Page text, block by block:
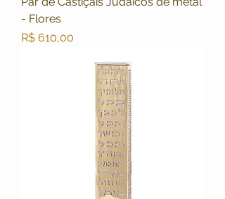
- Flores
Preço
R$ 610,00